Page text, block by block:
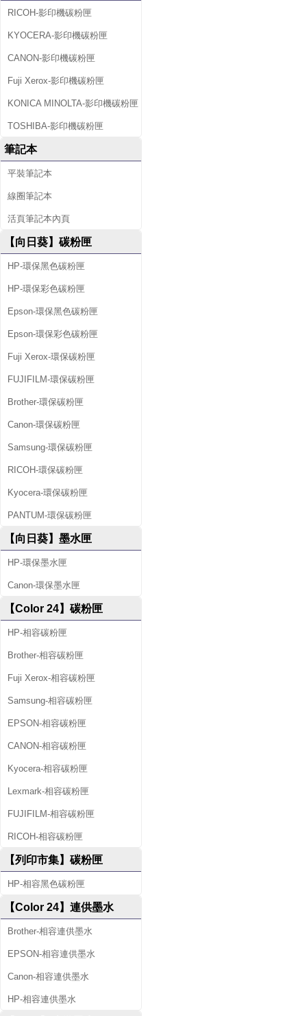
RICOH-影印機碳粉匣
KYOCERA-影印機碳粉匣
CANON-影印機碳粉匣
Fuji Xerox-影印機碳粉匣
KONICA MINOLTA-影印機碳粉匣
TOSHIBA-影印機碳粉匣
筆記本
平裝筆記本
線圈筆記本
活頁筆記本內頁
【向日葵】碳粉匣
HP-環保黑色碳粉匣
HP-環保彩色碳粉匣
Epson-環保黑色碳粉匣
Epson-環保彩色碳粉匣
Fuji Xerox-環保碳粉匣
FUJIFILM-環保碳粉匣
Brother-環保碳粉匣
Canon-環保碳粉匣
Samsung-環保碳粉匣
RICOH-環保碳粉匣
Kyocera-環保碳粉匣
PANTUM-環保碳粉匣
【向日葵】墨水匣
HP-環保墨水匣
Canon-環保墨水匣
【Color 24】碳粉匣
HP-相容碳粉匣
Brother-相容碳粉匣
Fuji Xerox-相容碳粉匣
Samsung-相容碳粉匣
EPSON-相容碳粉匣
CANON-相容碳粉匣
Kyocera-相容碳粉匣
Lexmark-相容碳粉匣
FUJIFILM-相容碳粉匣
RICOH-相容碳粉匣
【列印市集】碳粉匣
HP-相容黑色碳粉匣
【Color 24】連供墨水
Brother-相容連供墨水
EPSON-相容連供墨水
Canon-相容連供墨水
HP-相容連供墨水